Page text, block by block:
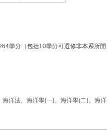
學分（包括10學分可選修非本系所開
洋法、海洋學(一)、海洋學(二)、海洋